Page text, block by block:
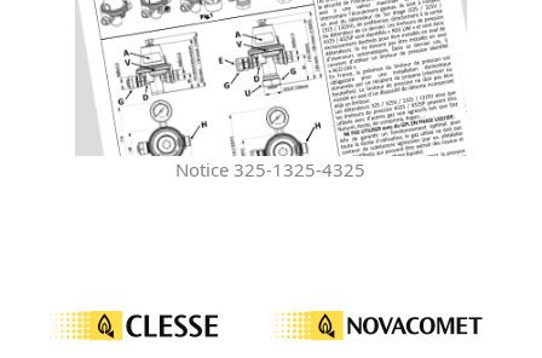
Notice 325-1325-4325